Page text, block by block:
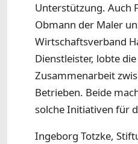
Unterstützung. Auch
Obmann der Maler
Wirtschaftsverband
Dienstleister, lobte
Zusammenarbeit
Betrieben. Beide
solche Initiativen für
Ingeborg Totzke,